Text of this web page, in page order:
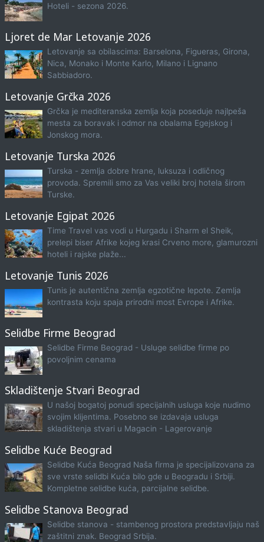
Hoteli - sezona 2026.
Ljoret de Mar Letovanje 2026
Letovanje sa obilascima: Barselona, Figueras, Girona,
Nica, Monako i Monte Karlo, Milano i Lignano
Sabbiadoro.
Letovanje Grčka 2026
Grčka je mediteranska zemlja koja poseduje najlpeša
mesta za boravak i odmor na obalama Egejskog i
Jonskog mora.
Letovanje Turska 2026
Turska - zemlja dobre hrane, luksuza i odličnog
provoda. Spremili smo za Vas veliki broj hotela širom
Turske.
Letovanje Egipat 2026
Time Travel vas vodi u Hurgadu i Sharm el Sheik,
prelepi biser Afrike kojeg krasi Crveno more, glamurozni
hoteli i rajske plaže...
Letovanje Tunis 2026
Tunis je autentična zemlja egzotične lepote. Zemlja
kontrasta koju spaja prirodni most Evrope i Afrike.
Selidbe Firme Beograd
Selidbe Firme Beograd - Usluge selidbe firme po
povoljnim cenama
Skladištenje Stvari Beograd
U našoj bogatoj ponudi specijalnih usluga koje nudimo
svojim klijentima. Posebno se izdavaja usluga
skladištenja stvari u Magacin - Lagerovanje
Selidbe Kuće Beograd
Selidbe Kuća Beograd Naša firma je specijalizovana za
sve vrste selidbi Kuća bilo gde u Beogradu i Srbiji.
Kompletne selidbe kuća, parcijalne selidbe.
Selidbe Stanova Beograd
Selidbe stanova - stambenog prostora predstavljaju naš
zaštitni znak. Beograd Srbija.